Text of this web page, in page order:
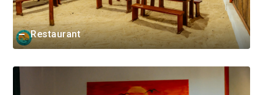
Restaurant